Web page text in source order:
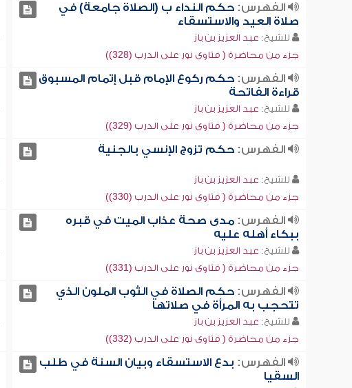
الفهرس:حكم النداء ب (الصلاة جامعة) في
صلاة العيد والاستسقاء
للشيخ: عبد العزيز بن باز
جزء من محاضرة ( فتاوى نور على الدرب (328))
الفهرس:حكم ركوع الإمام قبل إتمام المسبوق
قراءة الفاتحة
للشيخ: عبد العزيز بن باز
جزء من محاضرة ( فتاوى نور على الدرب (329))
الفهرس:حكم تزوج الإنسي بالجنية
للشيخ: عبد العزيز بن باز
جزء من محاضرة ( فتاوى نور على الدرب (330))
الفهرس:مدى صحة عذاب الميت في قبره
ببكاء أهله عليه
للشيخ: عبد العزيز بن باز
جزء من محاضرة ( فتاوى نور على الدرب (331))
الفهرس:حكم الصلاة في الثوب الملون الذي
تتحجب به المرأة في صلاتها
للشيخ: عبد العزيز بن باز
جزء من محاضرة ( فتاوى نور على الدرب (332))
الفهرس: بدع الاستسقاء وبيان السنة في طلب
السقيا